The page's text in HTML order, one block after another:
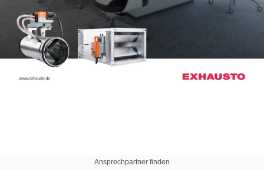
Ansprechpartner finden